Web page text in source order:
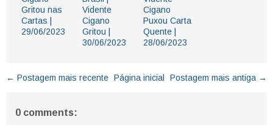
Gritou nas
Cartas |
29/06/2023
Vidente
Cigano
Gritou |
30/06/2023
Cigano
Puxou Carta
Quente |
28/06/2023
← Postagem mais recente Postagem mais antiga →
Página inicial
0 comments: